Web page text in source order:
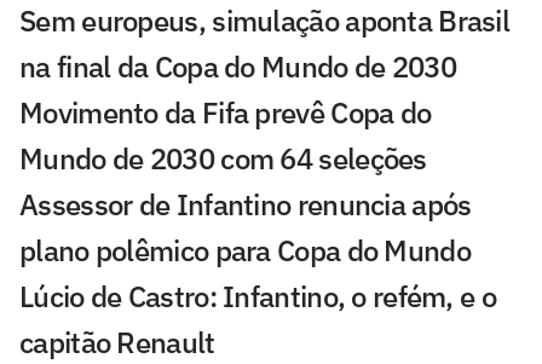
Sem europeus, simulação aponta Brasil
na final da Copa do Mundo de 2030
Movimento da Fifa prevê Copa do
Mundo de 2030 com 64 seleções
Assessor de Infantino renuncia após
plano polêmico para Copa do Mundo
Lúcio de Castro: Infantino, o refém, e o
capitão Renault